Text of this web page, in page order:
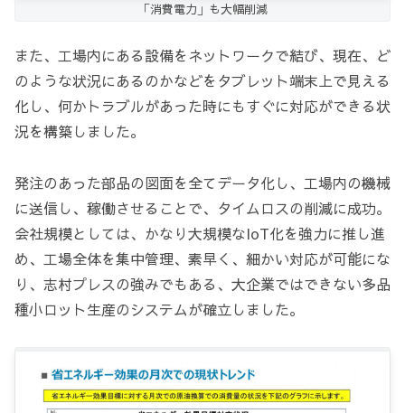
「消費電力」も大幅削減
また、工場内にある設備をネットワークで結び、現在、ど
のような状況にあるのかなどをタブレット端末上で見える
化し、何かトラブルがあった時にもすぐに対応ができる状
況を構築しました。
発注のあった部品の図面を全てデータ化し、工場内の機械
に送信し、稼働させることで、タイムロスの削減に成功。
会社規模としては、かなり大規模なIoT化を強力に推し進
め、工場全体を集中管理、素早く、細かい対応が可能にな
り、志村プレスの強みでもある、大企業ではできない多品
種小ロット生産のシステムが確立しました。